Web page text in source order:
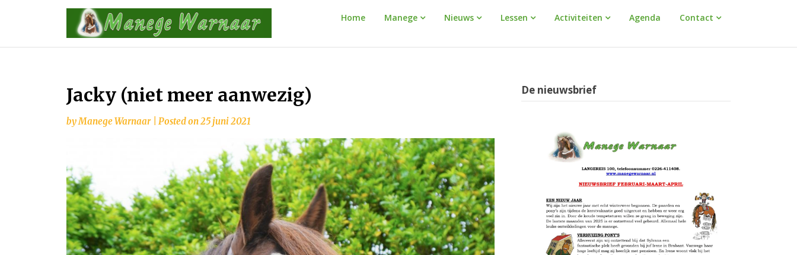
Home Manege Nieuws Lessen Activiteiten Agenda Contact
Jacky (niet meer aanwezig)
byManege Warnaar Posted on25 juni 2021
De nieuwsbrief